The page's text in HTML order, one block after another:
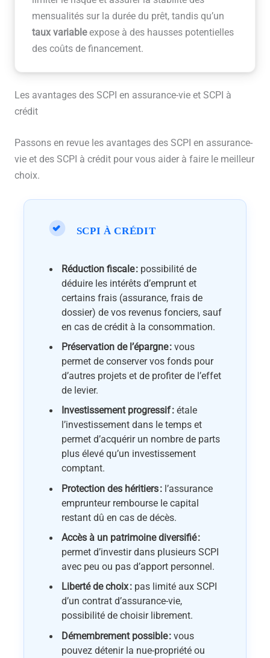
mensualités sur la durée du prêt, tandis qu’un
taux variableexpose à des hausses potentielles
des coûts de financement.
Les avantages des SCPI en assurance-vie et SCPI à
crédit
Passons en revue les avantages des SCPI en assurance-
vie et des SCPI à crédit pour vous aider à faire le meilleur
choix.
SCPI À CRÉDIT
Réduction fiscale : possibilité de
déduire les intérêts d’emprunt et
certains frais (assurance, frais de
dossier) de vos revenus fonciers, sauf
en cas de crédit à la consommation.
Préservation de l’épargne : vous
permet de conserver vos fonds pour
d’autres projets et de profiter de l’effet
de levier.
Investissement progressif : étale
l’investissement dans le temps et
permet d’acquérir un nombre de parts
plus élevé qu’un investissement
comptant.
Protection des héritiers : l’assurance
emprunteur rembourse le capital
restant dû en cas de décès.
Accès à un patrimoine diversifié :
permet d’investir dans plusieurs SCPI
avec peu ou pas d’apport personnel.
Liberté de choix : pas limité aux SCPI
d’un contrat d’assurance-vie,
possibilité de choisir librement.
Démembrement possible : vous
pouvez détenir la nue-propriété ou